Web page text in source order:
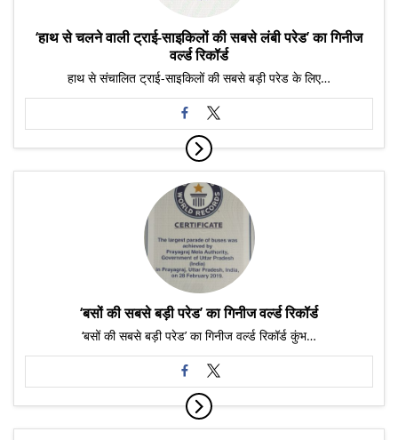
‘हाथ से चलने वाली ट्राई-साइकिलों की सबसे लंबी परेड’ का गिनीज
वर्ल्ड रिकॉर्ड
हाथ से संचालित ट्राई-साइकिलों की सबसे बड़ी परेड के लिए…
‘बसों की सबसे बड़ी परेड’ का गिनीज वर्ल्ड रिकॉर्ड
‘बसों की सबसे बड़ी परेड’ का गिनीज वर्ल्ड रिकॉर्ड कुंभ…